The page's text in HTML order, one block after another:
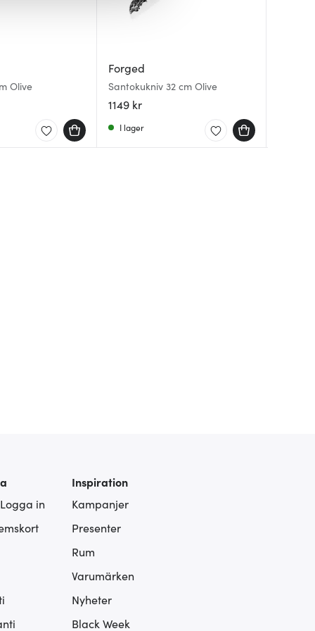
Olive
Forged
Santokukniv 32 cm Olive
1149 kr
I lager
in
Inspiration
Kampanjer
Presenter
Rum
Varumärken
Nyheter
Black Week